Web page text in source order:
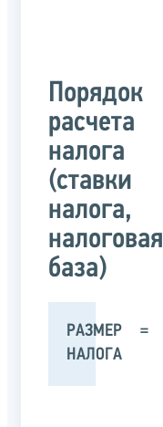
Порядок
расчета
налога
(ставки
налога,
налоговая
база)
РАЗМЕР
НАЛОГА
=